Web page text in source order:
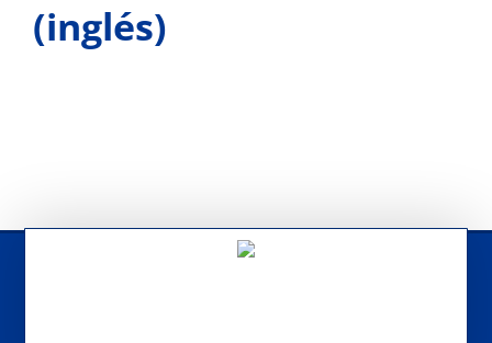
(inglés)